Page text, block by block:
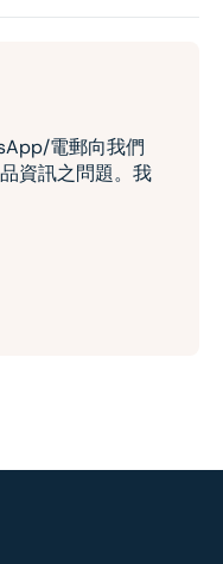
電郵向我們
資訊之問題。我